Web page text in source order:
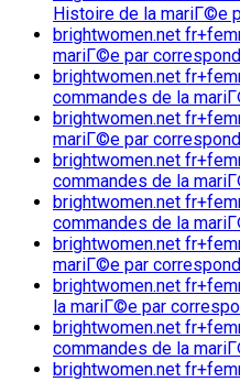
Histoire de la mariГ©e
brightwomen.net
mariГ©e par
brightwomen.net
commandes de la
brightwomen.net
mariГ©e par
brightwomen.net
commandes de la
brightwomen.net
commandes de la
brightwomen.net
mariГ©e par
brightwomen.net
la mariГ©e par
brightwomen.net
commandes de la
brightwomen.net